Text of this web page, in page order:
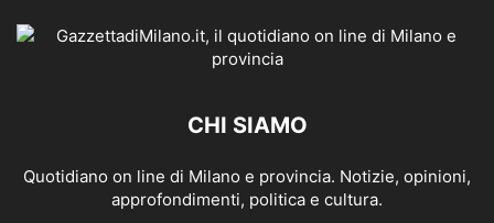
CHI SIAMO
Quotidiano on line di Milano e provincia. Notizie, opinioni,
approfondimenti, politica e cultura.